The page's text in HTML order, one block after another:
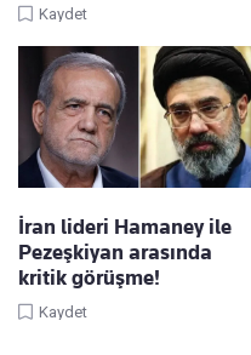
Kaydet
İran lideri Hamaney ile
Pezeşkiyan arasında
kritik görüşme!
Kaydet